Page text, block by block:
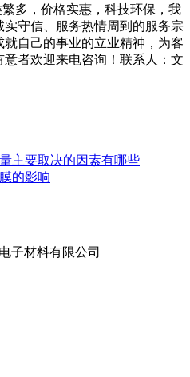
多，价格实惠，科技环保，我
守信、服务热情周到的服务宗
自己的事业的立业精神，为客
者欢迎来电咨询！联系人：文
主要取决的因素有哪些
的影响
子材料有限公司